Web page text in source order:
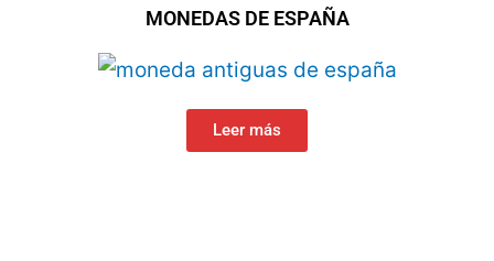
MONEDAS DE ESPAÑA
Leer más